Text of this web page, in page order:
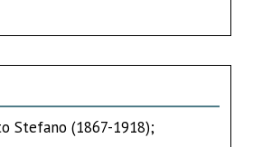
Stefano (1867-1918);